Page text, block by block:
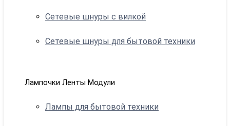
Сетевые шнуры с вилкой
Сетевые шнуры для бытовой техники
Лампочки Ленты Модули
Лампы для бытовой техники